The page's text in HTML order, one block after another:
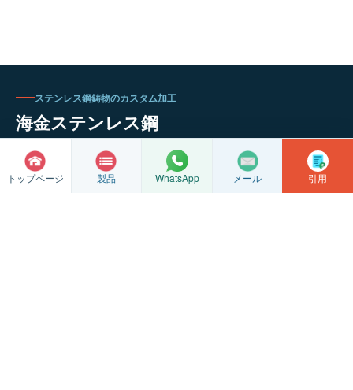
ステンレス鋼鋳物のカスタム加工
海金ステンレス鋼
当社はシリカゾル精密鋳造、鋳造ブランク、CNC精密加工を専門とし
ており、図面やサンプルに基づいた評価もサポートいたします。
トップページ 製品 メール
WhatsApp 引用